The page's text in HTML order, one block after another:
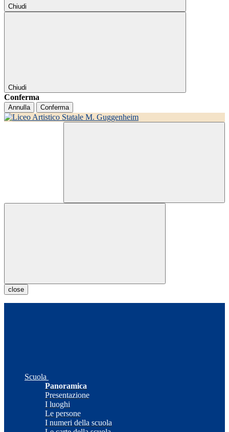
Chiudi
Chiudi
Conferma
Annulla Conferma
close
Scuola
Panoramica
Presentazione
I luoghi
Le persone
I numeri della scuola